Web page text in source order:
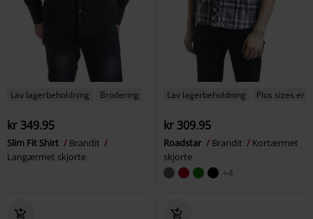
Lav lagerbeholdning Brodering
kr 349.95
Slim Fit Shirt
Brandit
Langærmet skjorte
Lav lagerbeholdning Plus sizes er
kr 309.95
Roadstar Brandit
Kortærmet
skjorte
+4